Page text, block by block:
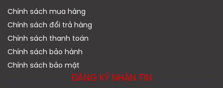
Chính sách mua hàng
Chính sách đổi trả hàng
Chính sách thanh toán
Chính sách bảo hành
Chính sách bảo mật
ĐĂNG KÝ NHẬN TIN